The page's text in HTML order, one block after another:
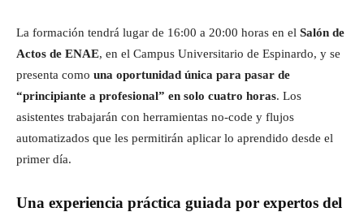
La formación tendrá lugar de 16:00 a 20:00 horas en el Salón de
Actos de ENAE, en el Campus Universitario de Espinardo, y se
presenta como una oportunidad única para pasar de
“principiante a profesional” en solo cuatro horas. Los
asistentes trabajarán con herramientas no-code y flujos
automatizados que les permitirán aplicar lo aprendido desde el
primer día.
Una experiencia práctica guiada por expertos del